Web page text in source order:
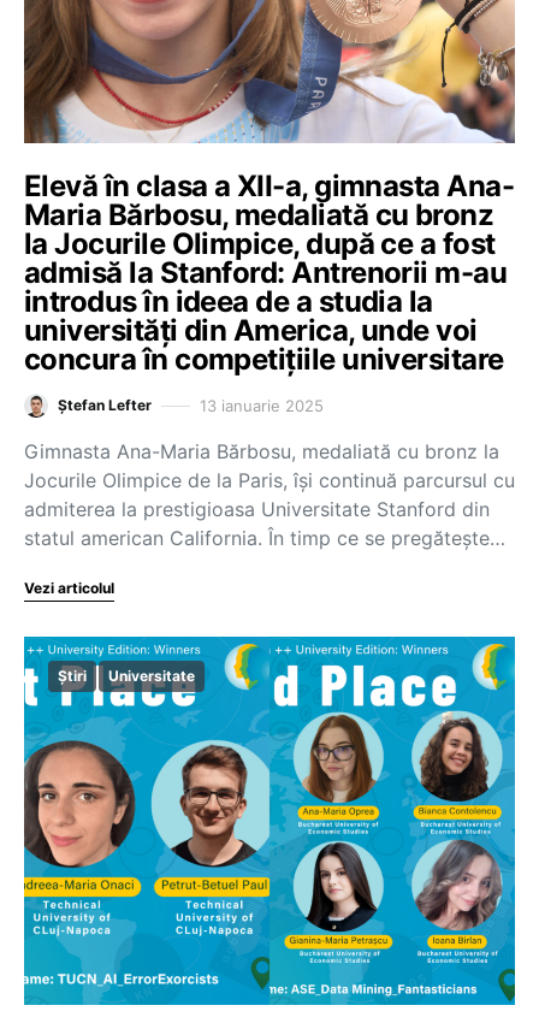
Elevă în clasa a XII-a, gimnasta Ana-
Maria Bărbosu, medaliată cu bronz
la Jocurile Olimpice, după ce a fost
admisă la Stanford: Antrenorii m-au
introdus în ideea de a studia la
universități din America, unde voi
concura în competițiile universitare
Ștefan Lefter 13 ianuarie 2025
Gimnasta Ana-Maria Bărbosu, medaliată cu bronz la
Jocurile Olimpice de la Paris, își continuă parcursul cu
admiterea la prestigioasa Universitate Stanford din
statul american California. În timp ce se pregătește…
Vezi articolul
Știri Universitate